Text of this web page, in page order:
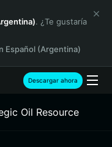
. ¿Te gustaría
Español (Argentina)
Descargar ahora
Oil Resource